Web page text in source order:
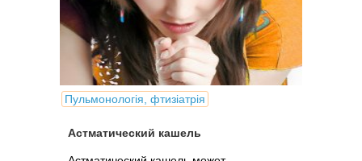
Пульмонологія, фтизіатрія
Астматический кашель